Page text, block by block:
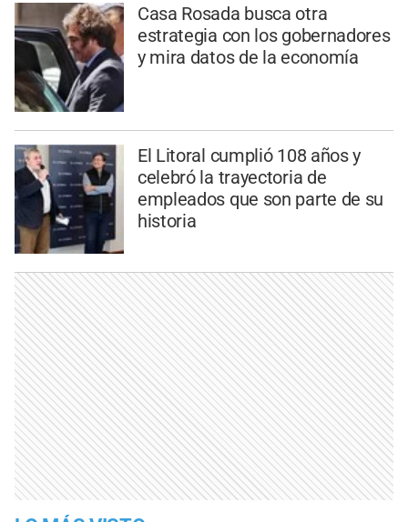
Casa Rosada busca otra
estrategia con los gobernadores
y mira datos de la economía
El Litoral cumplió 108 años y
celebró la trayectoria de
empleados que son parte de su
historia